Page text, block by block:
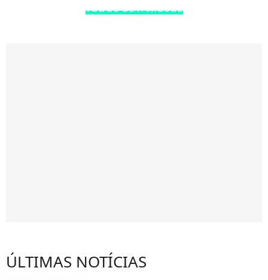
TODOS OS FAMOSOS
ÚLTIMAS NOTÍCIAS